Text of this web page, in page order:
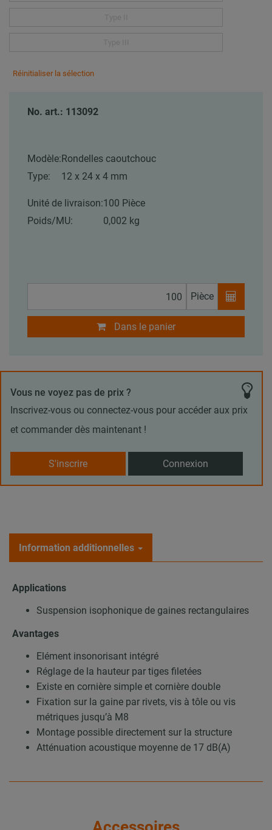
Réinitialiser la sélection
No. art.: 113092
Modèle: Rondelles caoutchouc
Type:
12 x 24 x 4 mm
Unité de livraison:100 Pièce
Poids/MU:
0,002 kg
Pièce
Dans le panier
Vous ne voyez pas de prix ?
Inscrivez-vous ou connectez-vous pour accéder aux prix
et commander dès maintenant !
S'inscrire Connexion
Information additionnelles
Applications
Suspension isophonique de gaines rectangulaires
Avantages
Elément insonorisant intégré
Réglage de la hauteur par tiges filetées
Existe en cornière simple et cornière double
Fixation sur la gaine par rivets, vis à tôle ou vis
métriques jusqu’à M8
Montage possible directement sur la structure
Atténuation acoustique moyenne de 17 dB(A)